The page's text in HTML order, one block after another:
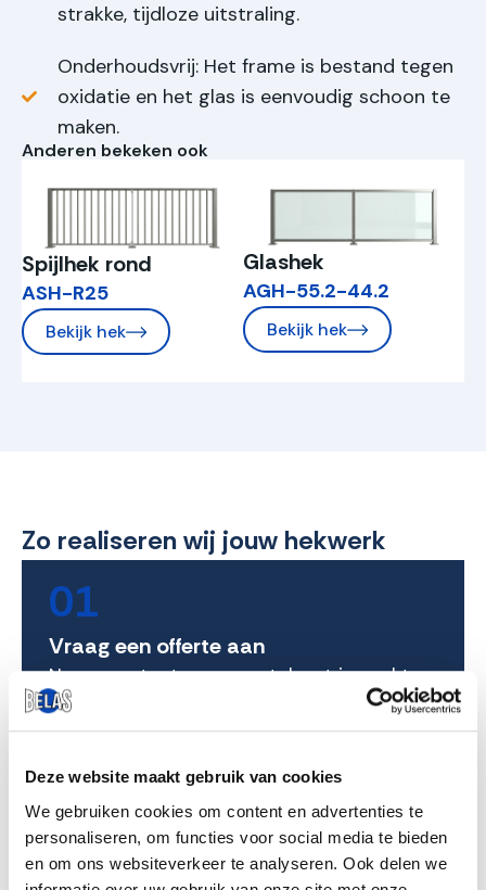
Deze website maakt gebruik van cookies
We gebruiken cookies om content en advertenties te
personaliseren, om functies voor social media te bieden
en om ons websiteverkeer te analyseren. Ook delen we
strakke, tijdloze uitstraling.
Onderhoudsvrij: Het frame is bestand tegen
oxidatie en het glas is eenvoudig schoon te
maken.
Anderen bekeken ook
Spijlhek rond
ASH-R25
Bekijk hek
Glashek
AGH-55.2-44.2
Bekijk hek
Zo realiseren wij jouw hekwerk
01
Vraag een offerte aan
Neem contact op en vertel wat je zoekt.
Wij denken mee over de stijl, afmetingen
en regelgeving.
02
Inmeten op locatie